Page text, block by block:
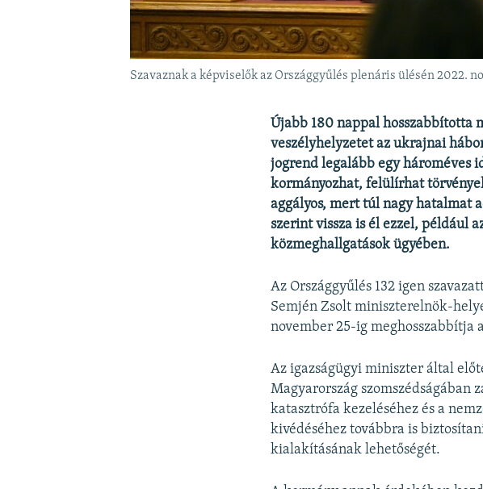
Szavaznak a képviselők az Országgyűlés plenáris ülésén 2022.
Újabb 180 nappal hosszabbította
veszélyhelyzetet az ukrajnai
jogrend legalább egy hároméves
kormányozhat, felülírhat
aggályos, mert túl nagy hatalmat
szerint vissza is él ezzel, például
közmeghallgatások ügyében.
Az Országgyűlés 132 igen
Semjén Zsolt miniszterelnök-
november 25-ig meghosszabbítja
Az igazságügyi miniszter által
Magyarország
katasztrófa kezeléséhez és a
kivédéséhez továbbra is
kialakításának lehetőségét.